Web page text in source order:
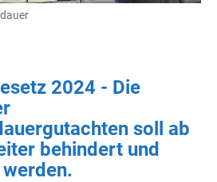
2024 - Die
soll ab
behindert und